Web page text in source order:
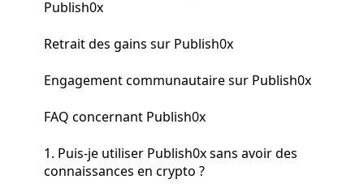
Publish0x
Retrait des gains sur Publish0x
Engagement communautaire sur Publish0x
FAQ concernant Publish0x
1. Puis-je utiliser Publish0x sans avoir des
connaissances en crypto ?